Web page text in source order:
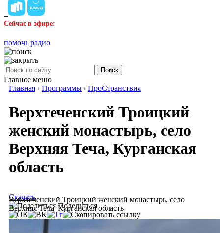
Сейчас в эфире:
помочь радио
Поиск
Главное меню
Главная › Программы › ПроСтранствия
Верхтеченский Троицкий
женский монастырь, село
Верхняя Теча, Курганская
область
Верхтеченский Троицкий женский монастырь, село
Верхняя Теча, Курганская область
Скачать
Поделиться